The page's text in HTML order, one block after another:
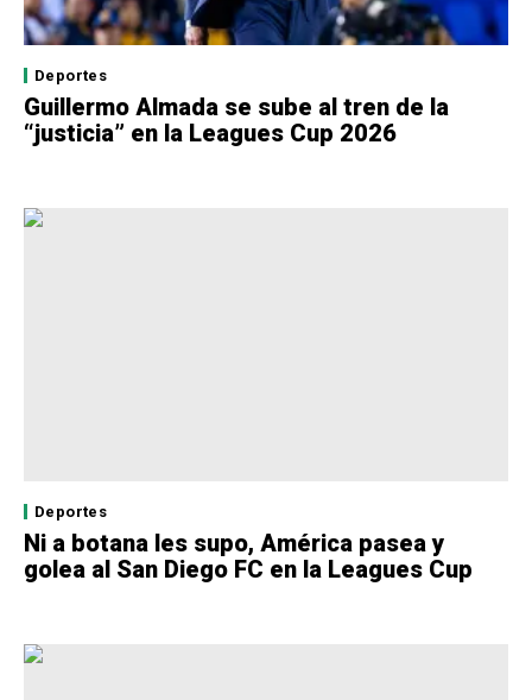
Deportes
Guillermo Almada se sube al tren de la
“justicia” en la Leagues Cup 2026
Deportes
Ni a botana les supo, América pasea y
golea al San Diego FC en la Leagues Cup